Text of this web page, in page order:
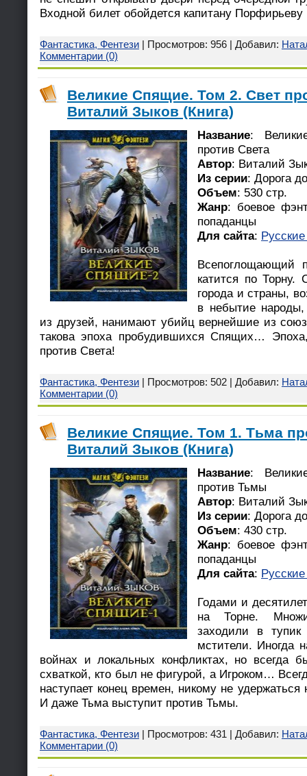
Входной билет обойдется капитану
Фантастика, Фентези | Просмотров: 956 | Добавил:
Комментарии (0)
Великие Спящие. Том 2. Свет
Виталий Зыков (Книга)
Название:
против Света
Автор: Виталий
Из серии: Дорога
Объем: 530 стр.
Жанр: боевое
попаданцы
Для сайта: Русские
Всепоглощающий
катится по Торну.
города и страны,
в небытие
из друзей, нанимают убийц вернейшие из
такова эпоха пробудившихся Спящих…
против Света!
Фантастика, Фентези | Просмотров: 502 | Добавил:
Комментарии (0)
Великие Спящие. Том 1. Тьма
Виталий Зыков (Книга)
Название:
против Тьмы
Автор: Виталий
Из серии: Дорога
Объем: 430 стр.
Жанр: боевое
попаданцы
Для сайта: Русские
Годами и
на Торне.
заходили в
мстители. Иногда
войнах и локальных конфликтах, но всегда
схваткой, кто был не фигурой, а Игроком…
наступает конец времен, никому не удержаться
И даже Тьма выступит против Тьмы.
Фантастика, Фентези | Просмотров: 431 | Добавил:
Комментарии (0)